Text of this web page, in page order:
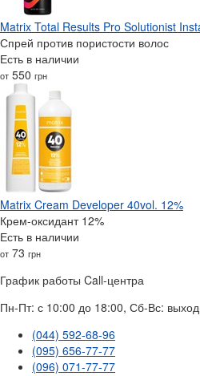
Matrix Total Results Pro Solutionist
Спрей против пористости волос
Есть в наличии
от 550 грн
Matrix Cream Developer 40vol. 12%
Крем-оксидант 12%
Есть в наличии
от 73 грн
График работы Call-центра
Пн-Пт: с 10:00 до 18:00, Сб-Вс:
(044) 592-68-96
(095) 656-77-77
(096) 071-77-77